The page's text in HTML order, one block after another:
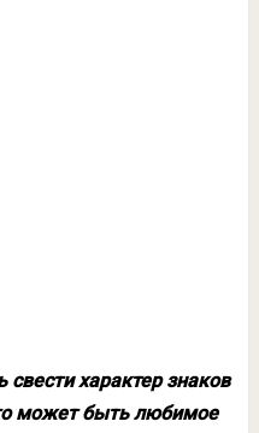
свести характер знаков
может быть любимое